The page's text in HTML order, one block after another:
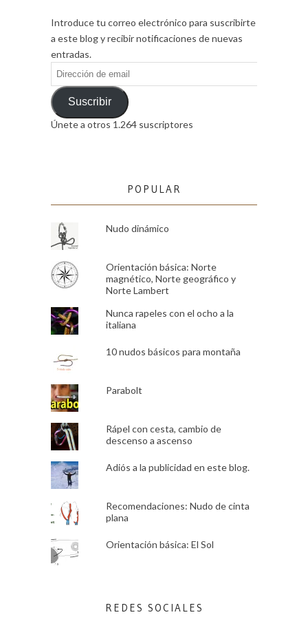
Introduce tu correo electrónico para suscribirte
a este blog y recibir notificaciones de nuevas
entradas.
Dirección
de
emailSuscribir
Únete a otros 1.264 suscriptores
POPULAR
Nudo dinámico
Orientación básica: Norte
magnético, Norte geográfico y
Norte Lambert
Nunca rapeles con el ocho a la
italiana
10 nudos básicos para montaña
Parabolt
Rápel con cesta, cambio de
descenso a ascenso
Adiós a la publicidad en este blog.
Recomendaciones: Nudo de cinta
plana
Orientación básica: El Sol
REDES SOCIALES